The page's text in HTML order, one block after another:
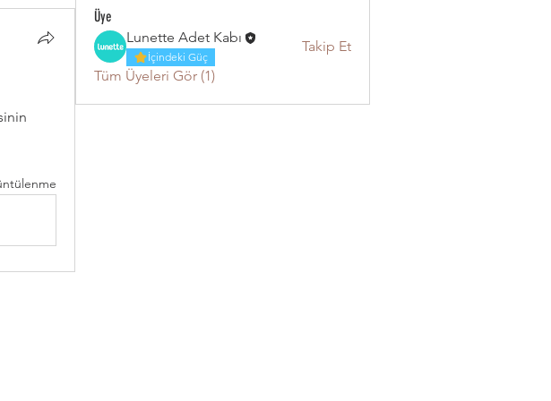
Üye
Lunette Adet Kabı
İçindeki Güç
Takip Et
Tüm Üyeleri Gör (1)